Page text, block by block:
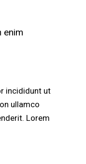
enim
incididunt ut
ullamco
Lorem